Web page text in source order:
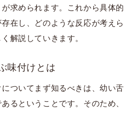
求められます。これから具体的
在し、どのような反応が考えら
解説していきます。
味付けとは
ついてまず知るべきは、幼い舌
るということです。そのため、